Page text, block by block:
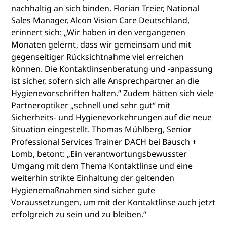
nachhaltig an sich binden. Florian Treier, National
Sales Manager, Alcon Vision Care Deutschland,
erinnert sich: „Wir haben in den vergangenen
Monaten gelernt, dass wir gemeinsam und mit
gegenseitiger Rücksichtnahme viel erreichen
können. Die Kontaktlinsenberatung und -anpassung
ist sicher, sofern sich alle Ansprechpartner an die
Hygienevorschriften halten.“ Zudem hätten sich viele
Partneroptiker „schnell und sehr gut“ mit
Sicherheits- und Hygienevorkehrungen auf die neue
Situation eingestellt. Thomas Mühlberg, Senior
Professional Services Trainer DACH bei Bausch +
Lomb, betont: „Ein verantwortungsbewusster
Umgang mit dem Thema Kontaktlinse und eine
weiterhin strikte Einhaltung der geltenden
Hygienemaßnahmen sind sicher gute
Voraussetzungen, um mit der Kontaktlinse auch jetzt
erfolgreich zu sein und zu bleiben.“